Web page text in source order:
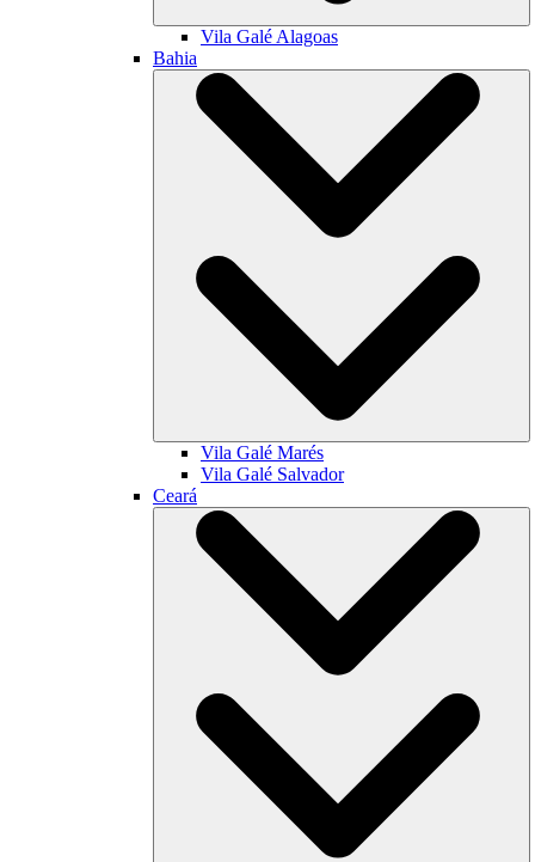
Vila Galé Alagoas
Bahia
Vila Galé Marés
Vila Galé Salvador
Ceará